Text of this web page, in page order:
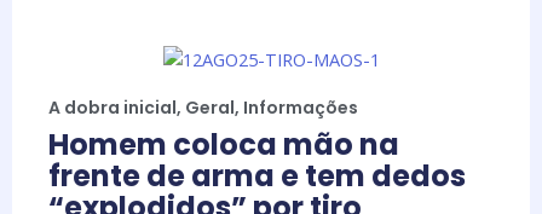
A dobra inicial, Geral, Informações
Homem coloca mão na
frente de arma e tem dedos